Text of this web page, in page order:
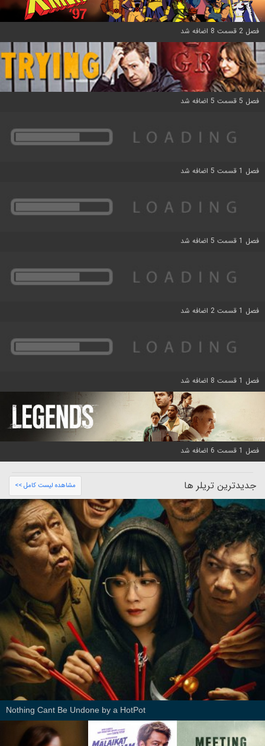
فصل 2 قسمت 8 اضافه شد
فصل 5 قسمت 5 اضافه شد
فصل 1 قسمت 5 اضافه شد
فصل 1 قسمت 5 اضافه شد
فصل 1 قسمت 2 اضافه شد
فصل 1 قسمت 8 اضافه شد
فصل 1 قسمت 6 اضافه شد
جدیدترین تریلر ها مشاهده لیست کامل >>
Nothing Cant Be Undone by a HotPot